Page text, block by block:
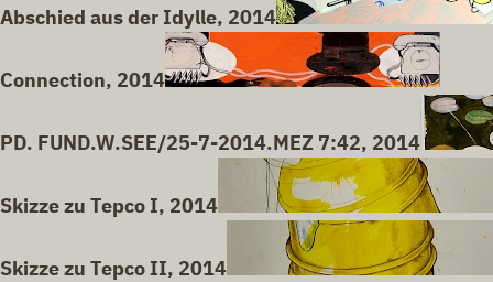
Abschied aus der Idylle, 2014
Connection, 2014
PD. FUND.W.SEE/25-7-2014.MEZ 7:42, 2014
Skizze zu Tepco I, 2014
Skizze zu Tepco II, 2014